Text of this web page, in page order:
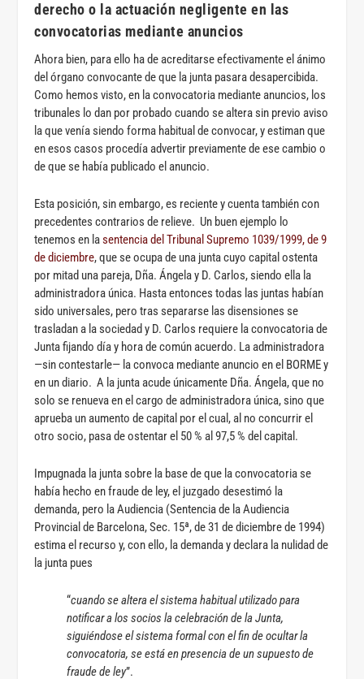
derecho o la actuación negligente en las
convocatorias mediante anuncios
Ahora bien, para ello ha de acreditarse efectivamente el ánimo
del órgano convocante de que la junta pasara desapercibida.
Como hemos visto, en la convocatoria mediante anuncios, los
tribunales lo dan por probado cuando se altera sin previo aviso
la que venía siendo forma habitual de convocar, y estiman que
en esos casos procedía advertir previamente de ese cambio o
de que se había publicado el anuncio.
Esta posición, sin embargo, es reciente y cuenta también con
precedentes contrarios de relieve. Un buen ejemplo lo
tenemos en lasentencia del Tribunal Supremo 1039/1999, de 9
de diciembre, que se ocupa de una junta cuyo capital ostenta
por mitad una pareja, Dña. Ángela y D. Carlos, siendo ella la
administradora única. Hasta entonces todas las juntas habían
sido universales, pero tras separarse las disensiones se
trasladan a la sociedad y D. Carlos requiere la convocatoria de
Junta fijando día y hora de común acuerdo. La administradora
—sin contestarle— la convoca mediante anuncio en el BORME y
en un diario. A la junta acude únicamente Dña. Ángela, que no
solo se renueva en el cargo de administradora única, sino que
aprueba un aumento de capital por el cual, al no concurrir el
otro socio, pasa de ostentar el 50 % al 97,5 % del capital.
Impugnada la junta sobre la base de que la convocatoria se
había hecho en fraude de ley, el juzgado desestimó la
demanda, pero la Audiencia (Sentencia de la Audiencia
Provincial de Barcelona, Sec. 15ª, de 31 de diciembre de 1994)
estima el recurso y, con ello, la demanda y declara la nulidad de
la junta pues
“cuando se altera el sistema habitual utilizado para
notificar a los socios la celebración de la Junta,
siguiéndose el sistema formal con el fin de ocultar la
convocatoria, se está en presencia de un supuesto de
fraude de ley”.